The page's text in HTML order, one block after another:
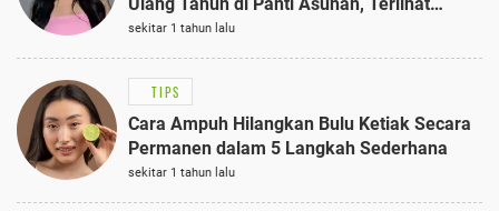
Anggun dengan Kaftan Cokelat
sekitar 1 tahun lalu
TIPS
Cara Ampuh Hilangkan Bulu Ketiak Secara
Permanen dalam 5 Langkah Sederhana
sekitar 1 tahun lalu